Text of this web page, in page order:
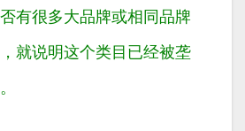
有很多大品牌或相同品牌
就说明这个类目已经被垄